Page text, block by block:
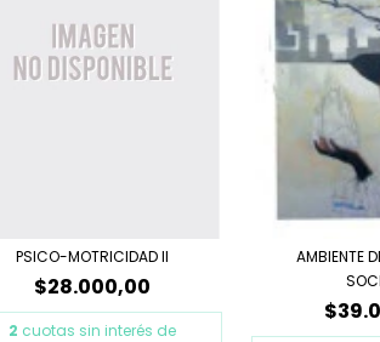
PSICO-MOTRICIDAD II
$28.000,00
2 cuotas sin interés de
AMBIENTE